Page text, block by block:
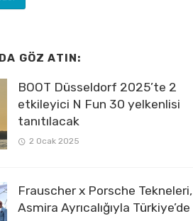
GÖZ ATIN:
BOOT Düsseldorf 2025’te 2
etkileyici N Fun 30 yelkenlisi
tanıtılacak
2 Ocak 2025
Frauscher x Porsche Tekneleri,
Asmira Ayrıcalığıyla Türkiye’de